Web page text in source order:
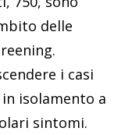
delle
i casi
isolamento a
sintomi.